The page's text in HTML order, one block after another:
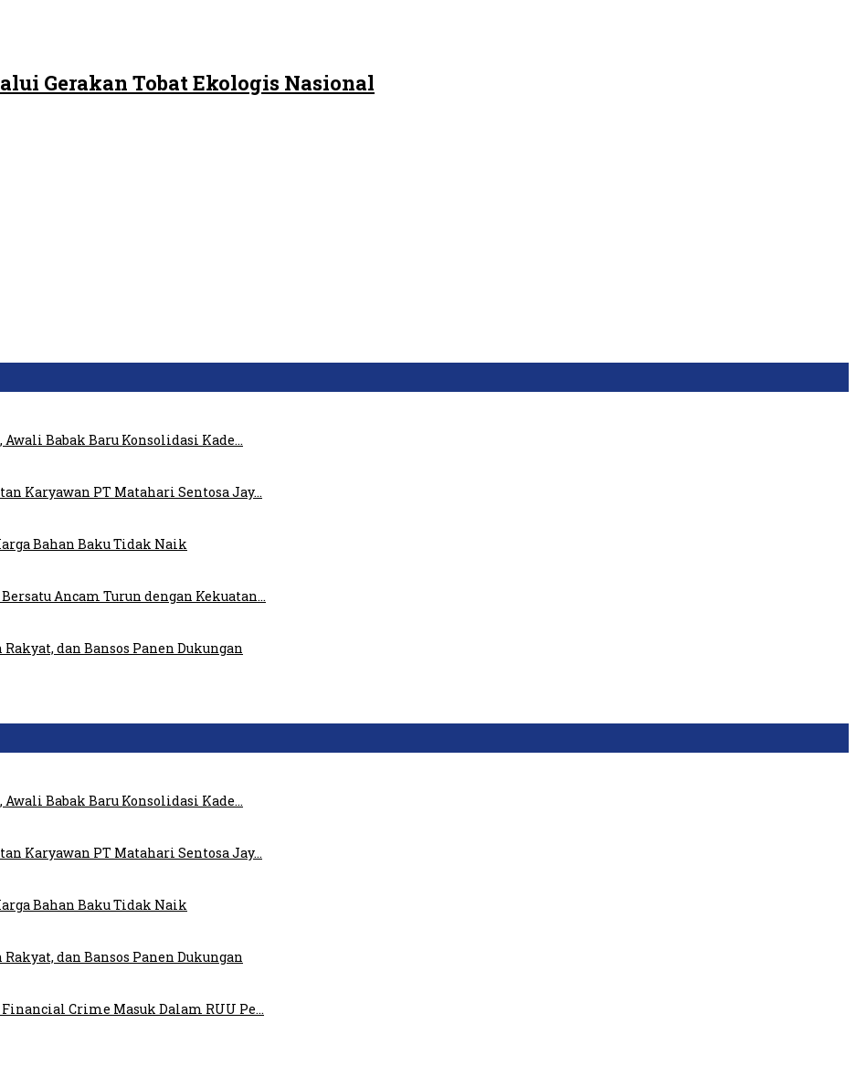
Gerakan Tobat Ekologis Nasional
Babak Baru Konsolidasi Kade…
Karyawan PT Matahari Sentosa Jay…
Bahan Baku Tidak Naik
Ancam Turun dengan Kekuatan…
dan Bansos Panen Dukungan
Babak Baru Konsolidasi Kade…
Karyawan PT Matahari Sentosa Jay…
Bahan Baku Tidak Naik
dan Bansos Panen Dukungan
Crime Masuk Dalam RUU Pe…